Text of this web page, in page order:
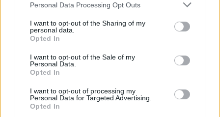
Personal Data Processing Opt Outs
I want to opt-out of the Sharing of my
personal data.
Opted In
I want to opt-out of the Sale of my
Personal Data.
Opted In
I want to opt-out of processing my
Personal Data for Targeted Advertising.
Opted In
κρουαζιερόπλοιο!!!»-κατέληξε χαρακτηριστικά.
(δημοσιεύτηκε στην ”δημοκρατική της Ρόδου”)
ΣΥΝΕΧΊΣΤΕ ΝΑ ΔΙΑΒΆΖΕΤΕ